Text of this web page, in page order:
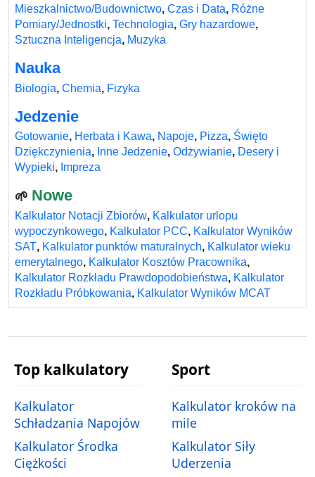
Mieszkalnictwo/Budownictwo, Czas i Data, Różne
Pomiary/Jednostki, Technologia, Gry hazardowe,
Sztuczna Inteligencja, Muzyka
Nauka
Biologia, Chemia, Fizyka
Jedzenie
Gotowanie, Herbata i Kawa, Napoje, Pizza, Święto
Dziękczynienia, Inne Jedzenie, Odżywianie, Desery i
Wypieki, Impreza
🌱 Nowe
Kalkulator Notacji Zbiorów, Kalkulator urlopu
wypoczynkowego, Kalkulator PCC, Kalkulator Wyników
SAT, Kalkulator punktów maturalnych, Kalkulator wieku
emerytalnego, Kalkulator Kosztów Pracownika,
Kalkulator Rozkładu Prawdopodobieństwa, Kalkulator
Rozkładu Próbkowania, Kalkulator Wyników MCAT
Top kalkulatory
Kalkulator
Schładzania Napojów
Kalkulator Środka
Ciężkości
Sport
Kalkulator kroków na
mile
Kalkulator Siły
Uderzenia